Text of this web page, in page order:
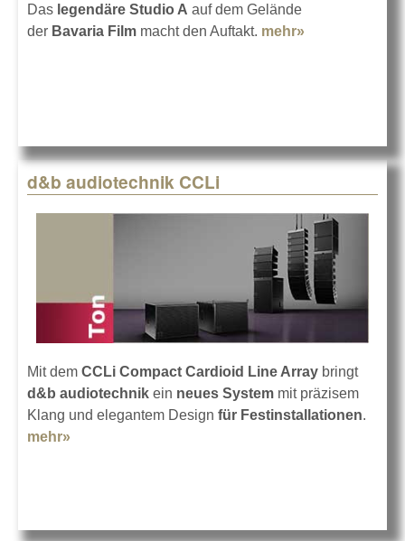
Das legendäre Studio A auf dem Gelände
der Bavaria Film macht den Auftakt. mehr»
d&b audiotechnik CCLi
Mit dem CCLi Compact Cardioid Line Array bringt
d&b audiotechnik ein neues System mit präzisem
Klang und elegantem Design für Festinstallationen.
mehr»